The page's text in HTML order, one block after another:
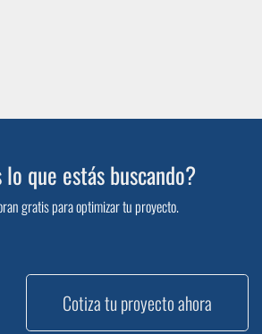
que estás buscando?
gratis para optimizar tu proyecto.
Cotiza tu proyecto ahora